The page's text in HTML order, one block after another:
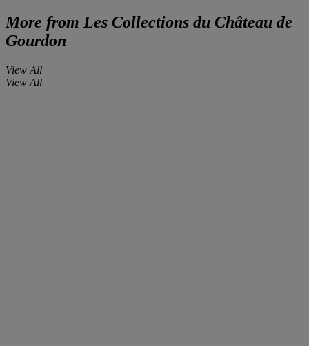
More from Les Collections du Château de
Gourdon
View All
View All